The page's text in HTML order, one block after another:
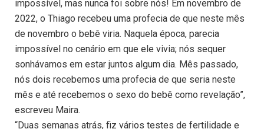
impossível, mas nunca foi sobre nós! Em novembro de
2022, o Thiago recebeu uma profecia de que neste mês
de novembro o bebê viria. Naquela época, parecia
impossível no cenário em que ele vivia; nós sequer
sonhávamos em estar juntos algum dia. Mês passado,
nós dois recebemos uma profecia de que seria neste
mês e até recebemos o sexo do bebê como revelação”,
escreveu Maira.
“Duas semanas atrás, fiz vários testes de fertilidade e